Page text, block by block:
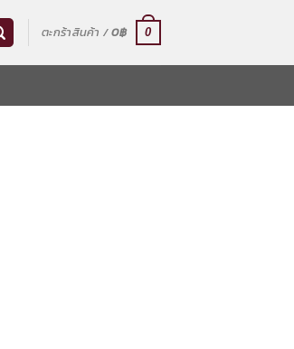
ตะกร้าสินค้า /0฿ 0